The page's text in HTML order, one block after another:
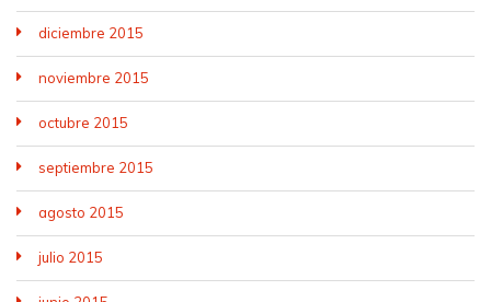
diciembre 2015
noviembre 2015
octubre 2015
septiembre 2015
agosto 2015
julio 2015